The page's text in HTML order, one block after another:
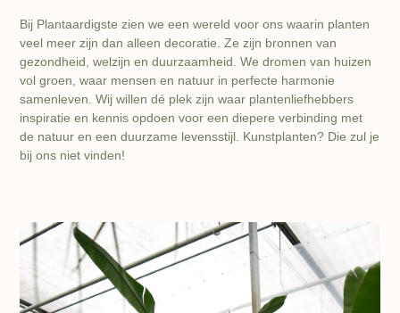
Bij Plantaardigste zien we een wereld voor ons waarin planten
veel meer zijn dan alleen decoratie. Ze zijn bronnen van
gezondheid, welzijn en duurzaamheid. We dromen van huizen
vol groen, waar mensen en natuur in perfecte harmonie
samenleven. Wij willen dé plek zijn waar plantenliefhebbers
inspiratie en kennis opdoen voor een diepere verbinding met
de natuur en een duurzame levensstijl. Kunstplanten? Die zul je
bij ons niet vinden!